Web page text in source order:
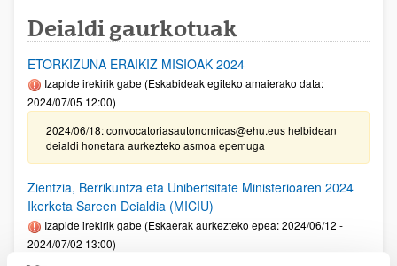
Deialdi gaurkotuak
ETORKIZUNA ERAIKIZ MISIOAK 2024
Izapide irekirik gabe (Eskabideak egiteko amaierako data:
2024/07/05 12:00)
2024/06/18: convocatoriasautonomicas@ehu.eus helbidean
deialdi honetara aurkezteko asmoa epemuga
Zientzia, Berrikuntza eta Unibertsitate Ministerioaren 2024
Ikerketa Sareen Deialdia (MICIU)
Izapide irekirik gabe (Eskaerak aurkezteko epea: 2024/06/12 -
2024/07/02 13:00)